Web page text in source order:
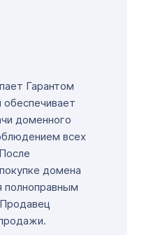
Гарантом
обеспечивает
доменного
всех
домена
полноправным